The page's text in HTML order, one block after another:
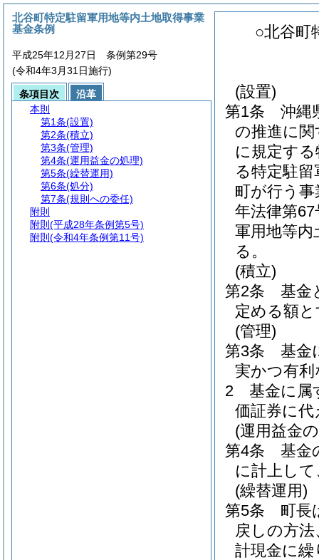
○北谷町
(設置)
第1条
沖縄
の推進に
に規定す
る特定駐
町が行う
年法律第67
軍用地等内
る。
(積立)
第2条
基金
定める額
(管理)
第3条
基金
実かつ有
2
基金に属
価証券に
(運用益金
第4条
基金
に計上し
(繰替運用)
第5条
町長
戻しの方
計現金に
北谷町特定駐留軍用地等内土地取得事業
基金条例
平成25年12月27日 条例第29号
(令和4年3月31日施行)
条項目次
沿革
本則
第1条(設置)
第2条(積立)
第3条(管理)
第4条(運用益金の処理)
第5条(繰替運用)
第6条(処分)
第7条(規則への委任)
附則
附則 (平成28年条例第5号)
附則 (令和4年条例第11号)